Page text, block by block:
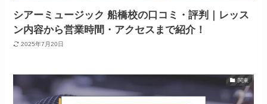
シアーミュージック 船橋校の口コミ・評判｜レッス
ン内容から営業時間・アクセスまで紹介！
2025年7月20日
関東